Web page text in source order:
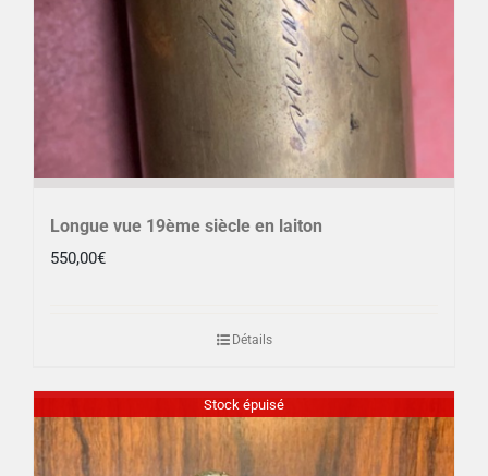
Longue vue 19ème siècle en laiton
550,00€
Détails
Stock épuisé